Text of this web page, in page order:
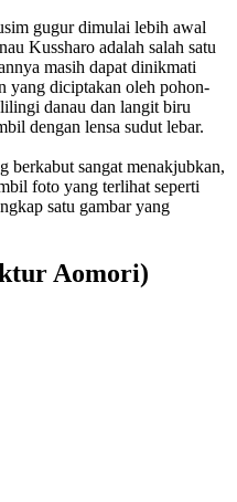
gugur dimulai lebih awal
Kussharo adalah salah satu
masih dapat dinikmati
yang diciptakan oleh pohon-
danau dan langit biru
dengan lensa sudut lebar.
berkabut sangat menakjubkan,
foto yang terlihat seperti
satu gambar yang
Aomori)